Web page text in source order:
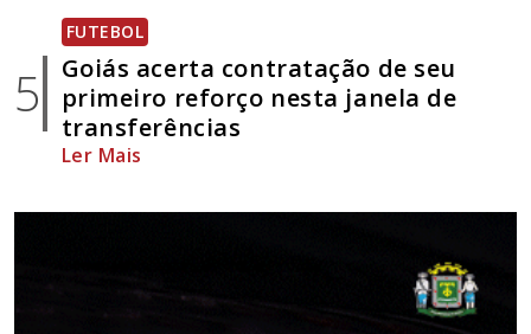
5
FUTEBOL
Goiás acerta contratação de seu
primeiro reforço nesta janela de
transferências
Ler Mais